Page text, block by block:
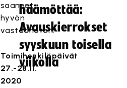
saaneet
hyvän
vastaanoton.
Toimihenkilöpäivät
27.-28.11.
2020
häämöttää:
Avauskierrokset
syyskuun toisella
viikolla